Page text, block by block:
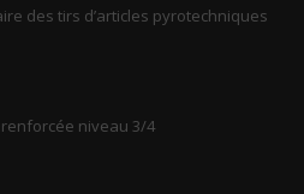
des tirs d’articles pyrotechniques
niveau 3/4